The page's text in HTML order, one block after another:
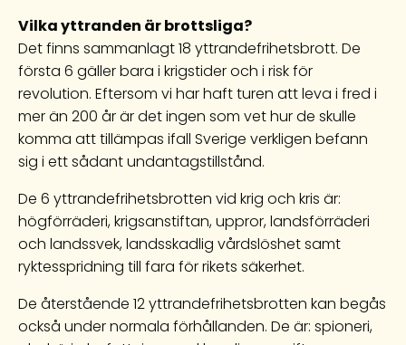
Vilka yttranden är brottsliga?
Det finns sammanlagt 18 yttrandefrihetsbrott. De
första 6 gäller bara i krigstider och i risk för
revolution. Eftersom vi har haft turen att leva i fred i
mer än 200 år är det ingen som vet hur de skulle
komma att tillämpas ifall Sverige verkligen befann
sig i ett sådant undantagstillstånd.
De 6 yttrandefrihetsbrotten vid krig och kris är:
högförräderi, krigsanstiftan, uppror, landsförräderi
och landssvek, landsskadlig vårdslöshet samt
ryktesspridning till fara för rikets säkerhet.
De återstående 12 yttrandefrihetsbrotten kan begås
också under normala förhållanden. De är: spioneri,